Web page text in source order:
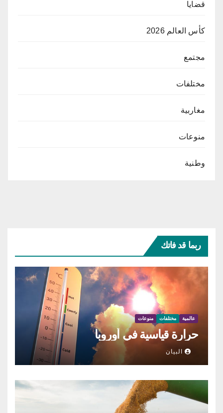
قضايا
كأس العالم 2026
مجتمع
مختلفات
مغاربية
منوعات
وطنية
ربما قد فاتك
عالمية مختلفات منوعات
حرارة قياسية في أوروبا
البيان